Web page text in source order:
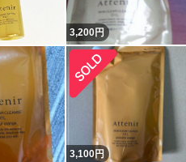
3,200円
3,100円